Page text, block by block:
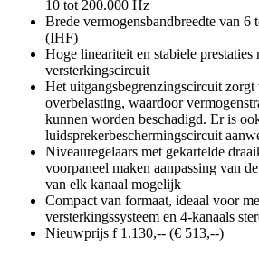
10 tot 200.000 Hz
Brede vermogensbandbreedte van 6
(IHF)
Hoge lineariteit en stabiele prestaties
versterkingscircuit
Het uitgangsbegrenzingscircuit zorgt
overbelasting, waardoor
kunnen worden beschadigd. Er is
luidsprekerbeschermingscircuit
Niveauregelaars met gekartelde
voorpaneel maken aanpassing van
van elk kanaal mogelijk
Compact van formaat, ideaal voor
versterkingssysteem en 4-kanaals
Nieuwprijs f 1.130,-- (€ 513,--)